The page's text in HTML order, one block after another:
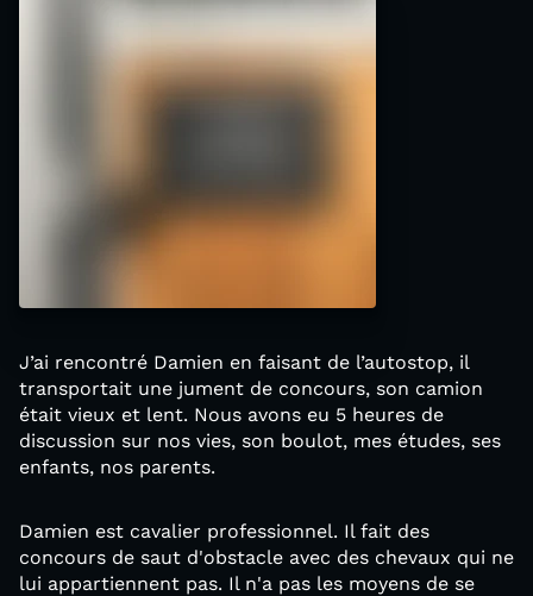
J’ai rencontré Damien en faisant de l’autostop, il
transportait une jument de concours, son camion
était vieux et lent. Nous avons eu 5 heures de
discussion sur nos vies, son boulot, mes études, ses
enfants, nos parents.
Damien est cavalier professionnel. Il fait des
concours de saut d'obstacle avec des chevaux qui ne
lui appartiennent pas. Il n'a pas les moyens de se